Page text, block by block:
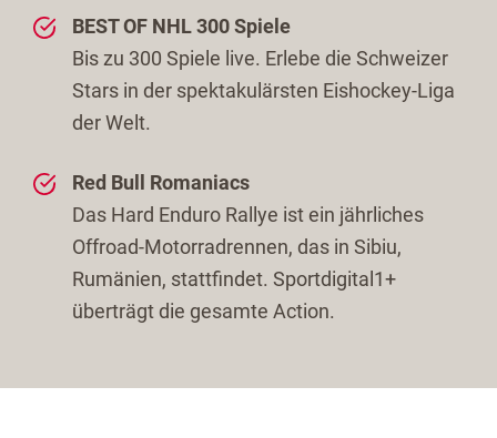
BEST OF NHL 300 Spiele
Bis zu 300 Spiele live. Erlebe die Schweizer
Stars in der spektakulärsten Eishockey-Liga
der Welt.
Red Bull Romaniacs
Das Hard Enduro Rallye ist ein jährliches
Offroad-Motorradrennen, das in Sibiu,
Rumänien, stattfindet. Sportdigital1+
überträgt die gesamte Action.